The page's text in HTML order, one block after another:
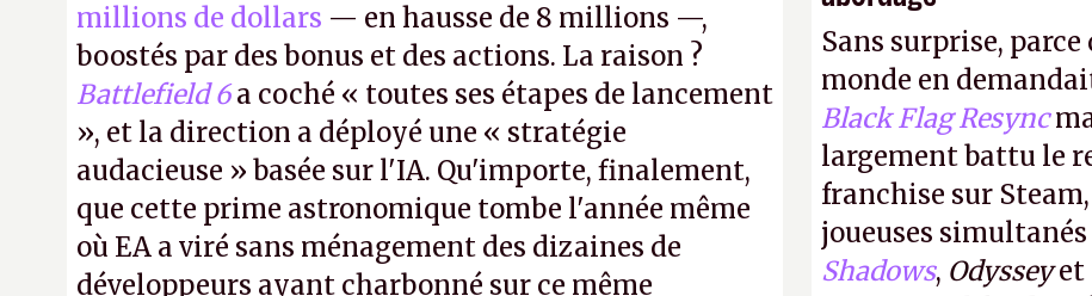
millions de dollars — en hausse de 8 millions —,
boostés par des bonus et des actions. La raison ?
Battlefield 6a coché « toutes ses étapes de lancement
», et la direction a déployé une « stratégie
audacieuse » basée sur l'IA. Qu'importe, finalement,
que cette prime astronomique tombe l'année même
où EA a viré sans ménagement des dizaines de
développeurs ayant charbonné sur ce même
Sans surprise,
monde en
Black Flag Resync
largement battu le
franchise sur
joueuses
Shadows, Odysseyet